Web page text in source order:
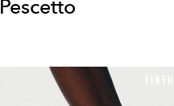
Pescetto